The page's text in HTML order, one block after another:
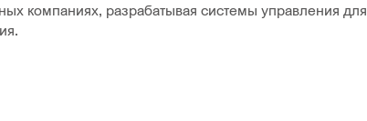
компаниях, разрабатывая системы управления для